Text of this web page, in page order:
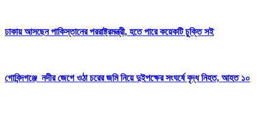
ঢাকায় আসছেন পাকিস্তানের পররাষ্ট্রমন্ত্রী, হতে পারে কয়েকটি চুক্তি সই
গোবিন্দগঞ্জে নদীর জেগে ওঠা চরের জমি নিয়ে দুইপক্ষের সংঘর্ষে বৃদ্ধ নিহত, আহত ১০